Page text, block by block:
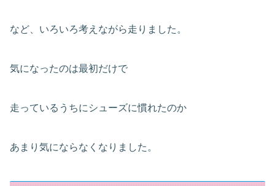
など、いろいろ考えながら走りました。
気になったのは最初だけで
走っているうちにシューズに慣れたのか
あまり気にならなくなりました。